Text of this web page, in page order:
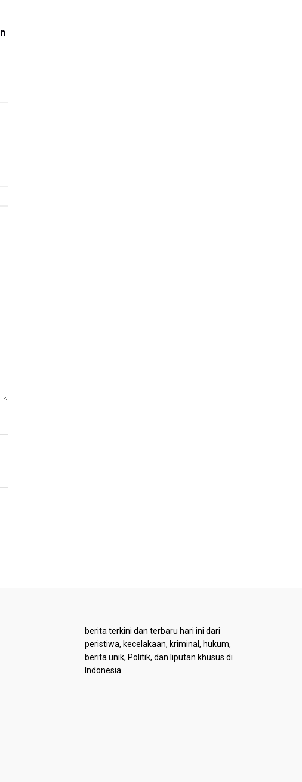
berita terkini dan terbaru hari ini dari
peristiwa, kecelakaan, kriminal, hukum,
berita unik, Politik, dan liputan khusus di
Indonesia.